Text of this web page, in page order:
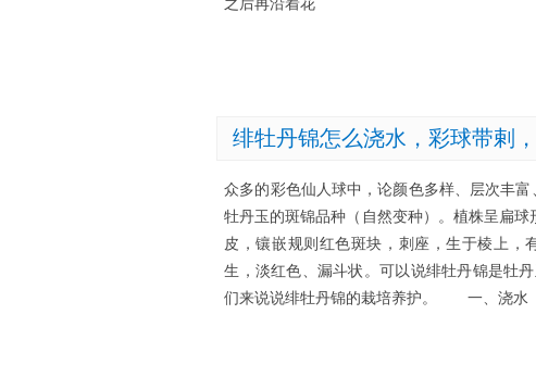
之后再沿着花
绯牡丹锦怎么浇水，彩球带剌
众多的彩色仙人球中，论颜色多样、层次丰
牡丹玉的斑锦品种（自然变种）。植株呈扁
皮，镶嵌规则红色斑块，刺座，生于棱上
生，淡红色、漏斗状。可以说绯牡丹锦是牡
们来说说绯牡丹锦的栽培养护。 一、浇